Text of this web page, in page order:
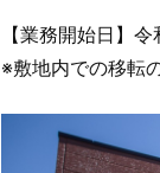
【業務開始日】令
※敷地内での移転